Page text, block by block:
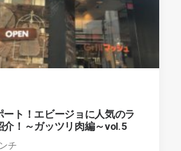
ート！エビージョに人気のラ
介！～ガッツリ肉編～vol.5
チ